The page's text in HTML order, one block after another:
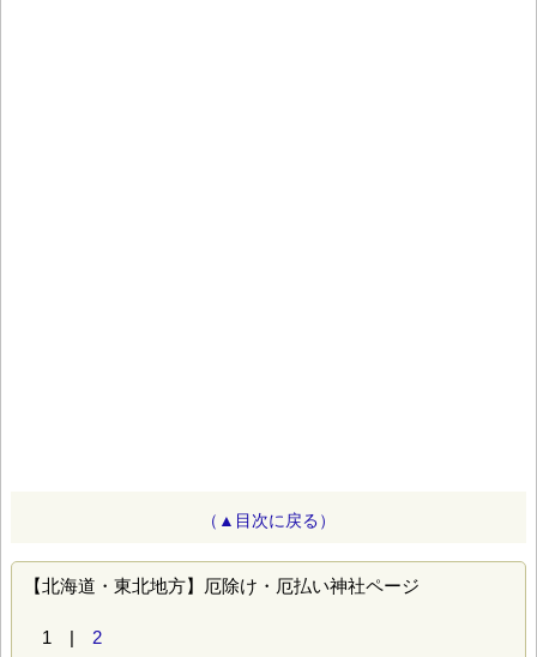
（▲目次に戻る）
【北海道・東北地方】厄除け・厄払い神社ページ
1 | 2